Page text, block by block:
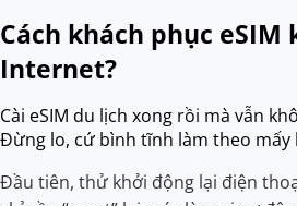
Cách khách phục eSIM
Internet?
Cài eSIM du lịch xong rồi mà vẫn
Đừng lo, cứ bình tĩnh làm theo mấy
Đầu tiên, thử khởi động lại điện